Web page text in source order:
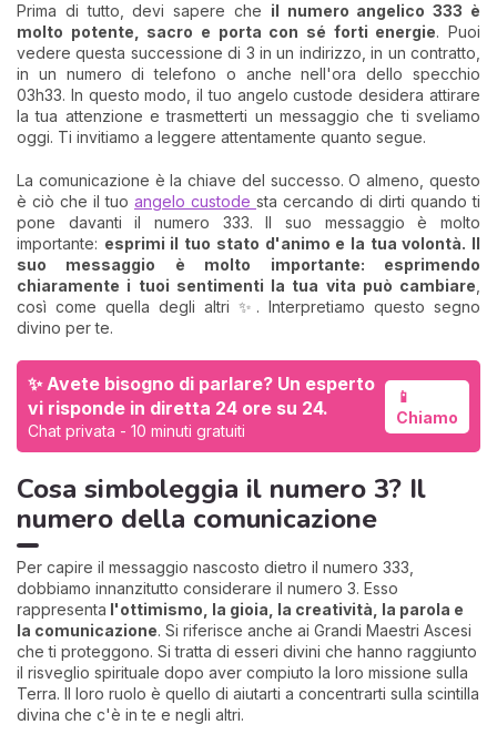
Prima di tutto, devi sapere che il numero angelico 333 è
molto potente, sacro e porta con sé forti energie. Puoi
vedere questa successione di 3 in un indirizzo, in un contratto,
in un numero di telefono o anche nell'ora dello specchio
03h33. In questo modo, il tuo angelo custode desidera attirare
la tua attenzione e trasmetterti un messaggio che ti sveliamo
oggi. Ti invitiamo a leggere attentamente quanto segue.
La comunicazione è la chiave del successo. O almeno, questo
è ciò che il tuo angelo custode sta cercando di dirti quando ti
pone davanti il numero 333. Il suo messaggio è molto
importante: esprimi il tuo stato d'animo e la tua volontà. Il
suo messaggio è molto importante: esprimendo
chiaramente i tuoi sentimenti la tua vita può cambiare
così come quella degli altri ✨. Interpretiamo questo segno
divino per te.
✨ Avete bisogno di parlare? Un esperto
vi risponde in diretta 24 ore su 24.
Chat privata - 10 minuti gratuiti
📱
Chiamo
Cosa simboleggia il numero 3? Il
numero della comunicazione
Per capire il messaggio nascosto dietro il numero 333,
dobbiamo innanzitutto considerare il numero 3. Esso
rappresenta l'ottimismo, la gioia, la creatività, la parola e
la comunicazione. Si riferisce anche ai Grandi Maestri Ascesi
che ti proteggono. Si tratta di esseri divini che hanno raggiunto
il risveglio spirituale dopo aver compiuto la loro missione sulla
Terra. Il loro ruolo è quello di aiutarti a concentrarti sulla scintilla
divina che c'è in te e negli altri.